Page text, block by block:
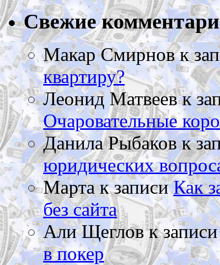
Свежие
Макар Смирновк
квартиру?
Леонид Матвеевк
Очаровательные
Данила Рыбаковк
юридических
Мартак записиКак
без сайта
Али Щегловк
в покер